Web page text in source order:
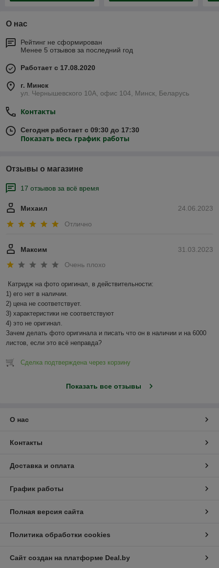
О нас
Рейтинг не сформирован
Менее 5 отзывов за последний год
Работает с 17.08.2020
г. Минск
ул. Чернышевского 10А, офис 104, Минск, Беларусь
Контакты
Сегодня работает с 09:30 до 17:30
Показать весь график работы
Отзывы о магазине
17 отзывов за всё время
24.06.2023
Михаил
Отлично
31.03.2023
Максим
Очень плохо
Катридж на фото оригинал, в действительности:
1) его нет в наличии.
2) цена не соответствует.
3) характеристики не соответствуют
4) это не оригинал.
Зачем делать фото оригинала и писать что он в наличии и на 6000
листов, если это всё неправда?
Сделка подтверждена через корзину
Показать все отзывы
О нас
Контакты
Доставка и оплата
График работы
Полная версия сайта
Политика обработки cookies
Сайт создан на платформе Deal.by